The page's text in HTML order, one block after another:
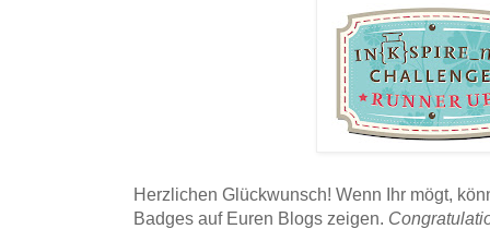
Herzlichen Glückwunsch! Wenn Ihr mögt,
Badges auf Euren Blogs zeigen.